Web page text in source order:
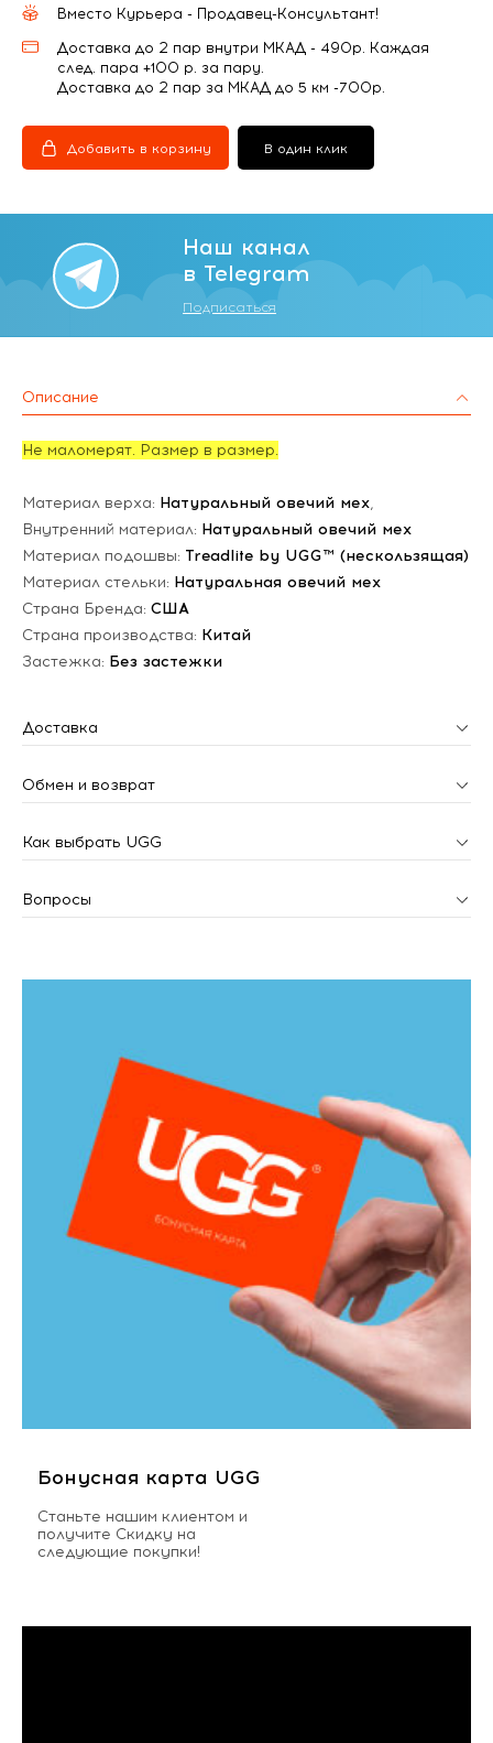
Вместо Курьера - Продавец-Консультант!
Доставка до 2 пар внутри МКАД - 490р. Каждая
след. пара +100 р. за пару.
Доставка до 2 пар за МКАД до 5 км -700р.
Добавить в корзину В один клик
Наш канал
в Telegram
Подписаться
Описание
Не маломерят. Размер в размер.
Материал верха: Натуральный овечий мех,
Внутренний материал: Натуральный овечий мех
Материал подошвы: Treadlite by UGG™ (нескользящая)
Материал стельки: Натуральная овечий мех
Страна Бренда: США
Страна производства: Китай
Застежка: Без застежки
Доставка
Обмен и возврат
Как выбрать UGG
Вопросы
Бонусная карта UGG
Станьте нашим клиентом и
получите Скидку на
следующие покупки!